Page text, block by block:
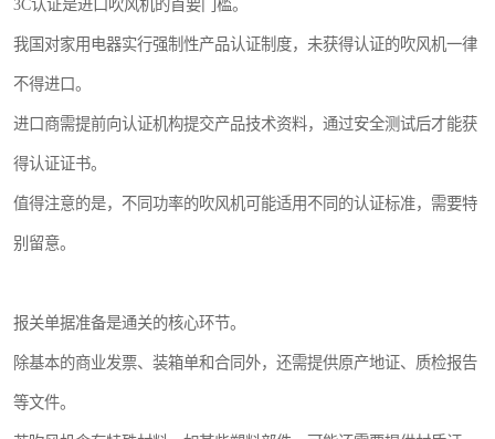
3C认证是进口吹风机的首要门槛。
我国对家用电器实行强制性产品认证制度，未获得认证的吹风机一律
不得进口。
进口商需提前向认证机构提交产品技术资料，通过安全测试后才能获
得认证证书。
值得注意的是，不同功率的吹风机可能适用不同的认证标准，需要特
别留意。
报关单据准备是通关的核心环节。
除基本的商业发票、装箱单和合同外，还需提供原产地证、质检报告
等文件。